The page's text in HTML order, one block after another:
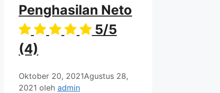
Penghasilan Neto
5/5
(4)
Oktober 20, 2021Agustus 28,
2021 oleh admin